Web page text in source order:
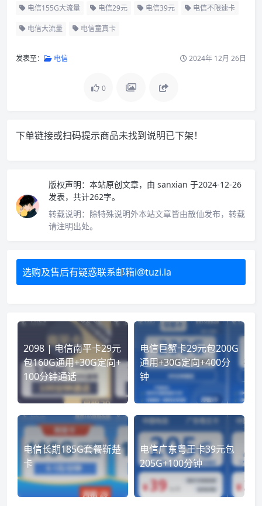
电信155G大流量 电信29元 电信39元 电信不限速卡
电信大流量 电信童真卡
发表至： 电信 2024年 12月 26日
0
下单链接或扫码提示商品未找到说明已下架！
版权声明： 本站原创文章，由 sanxian 于2024-12-26
发表，共计262字。
转载说明： 除特殊说明外本站文章皆由散仙发布，转载
请注明出处。
选购及售后有疑惑联系邮箱i@tuzi.la
2098 | 电信南平卡29元
包160G通用+30G定向+
100分钟通话
电信巨蟹卡29元包200G
通用+30G定向+400分
钟
电信长期185G套餐靳楚
卡
电信广东粤王卡39元包
205G+100分钟